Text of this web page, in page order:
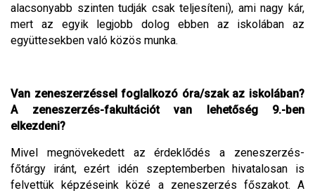
alacsonyabb szinten tudják csak teljesíteni), ami nagy kár,
mert az egyik legjobb dolog ebben az iskolában az
együttesekben való közös munka.
Van zeneszerzéssel foglalkozó óra/szak az iskolában?
A zeneszerzés-fakultációt van lehetőség 9.-ben
elkezdeni?
Mivel megnövekedett az érdeklődés a zeneszerzés-
főtárgy iránt, ezért idén szeptemberben hivatalosan is
felvettük képzéseink közé a zeneszerzés főszakot. A